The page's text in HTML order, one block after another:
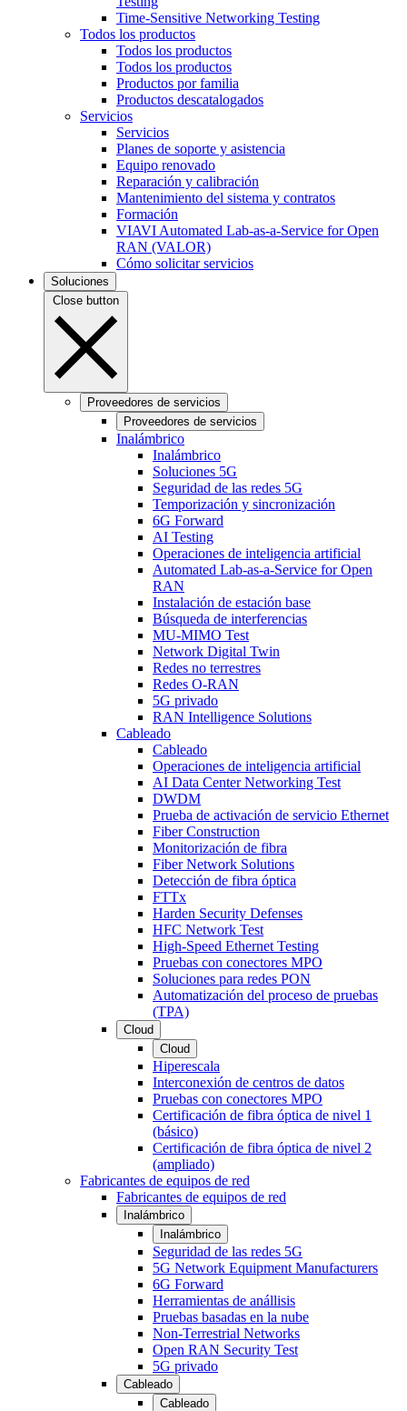
Time-Sensitive Networking Testing
Todos los productos
Todos los productos
Todos los productos
Productos por familia
Productos descatalogados
Servicios
Servicios
Planes de soporte y asistencia
Equipo renovado
Reparación y calibración
Mantenimiento del sistema y contratos
Formación
VIAVI Automated Lab-as-a-Service for Open
RAN (VALOR)
Cómo solicitar servicios
Soluciones
Close button
Proveedores de servicios
Proveedores de servicios
Inalámbrico
Inalámbrico
Soluciones 5G
Seguridad de las redes 5G
Temporización y sincronización
6G Forward
AI Testing
Operaciones de inteligencia artificial
Automated Lab-as-a-Service for Open
RAN
Instalación de estación base
Búsqueda de interferencias
MU-MIMO Test
Network Digital Twin
Redes no terrestres
Redes O-RAN
5G privado
RAN Intelligence Solutions
Cableado
Cableado
Operaciones de inteligencia artificial
AI Data Center Networking Test
DWDM
Prueba de activación de servicio Ethernet
Fiber Construction
Monitorización de fibra
Fiber Network Solutions
Detección de fibra óptica
FTTx
Harden Security Defenses
HFC Network Test
High-Speed Ethernet Testing
Pruebas con conectores MPO
Soluciones para redes PON
Automatización del proceso de pruebas
(TPA)
Cloud
Cloud
Hiperescala
Interconexión de centros de datos
Pruebas con conectores MPO
Certificación de fibra óptica de nivel 1
(básico)
Certificación de fibra óptica de nivel 2
(ampliado)
Fabricantes de equipos de red
Fabricantes de equipos de red
Inalámbrico
Inalámbrico
Seguridad de las redes 5G
5G Network Equipment Manufacturers
6G Forward
Herramientas de anállisis
Pruebas basadas en la nube
Non-Terrestrial Networks
Open RAN Security Test
5G privado
Cableado
Cableado